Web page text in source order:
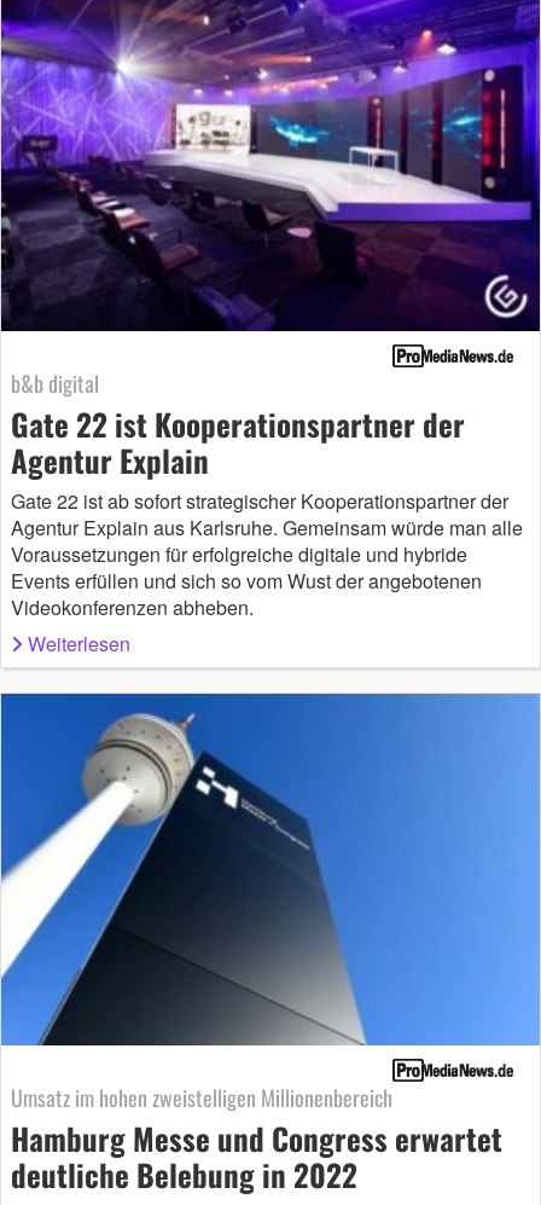
b&b digital
Gate 22 ist Kooperationspartner der
Agentur Explain
Gate 22 ist ab sofort strategischer Kooperationspartner der
Agentur Explain aus Karlsruhe. Gemeinsam würde man alle
Voraussetzungen für erfolgreiche digitale und hybride
Events erfüllen und sich so vom Wust der angebotenen
Videokonferenzen abheben.
Weiterlesen
Umsatz im hohen zweistelligen Millionenbereich
Hamburg Messe und Congress erwartet
deutliche Belebung in 2022